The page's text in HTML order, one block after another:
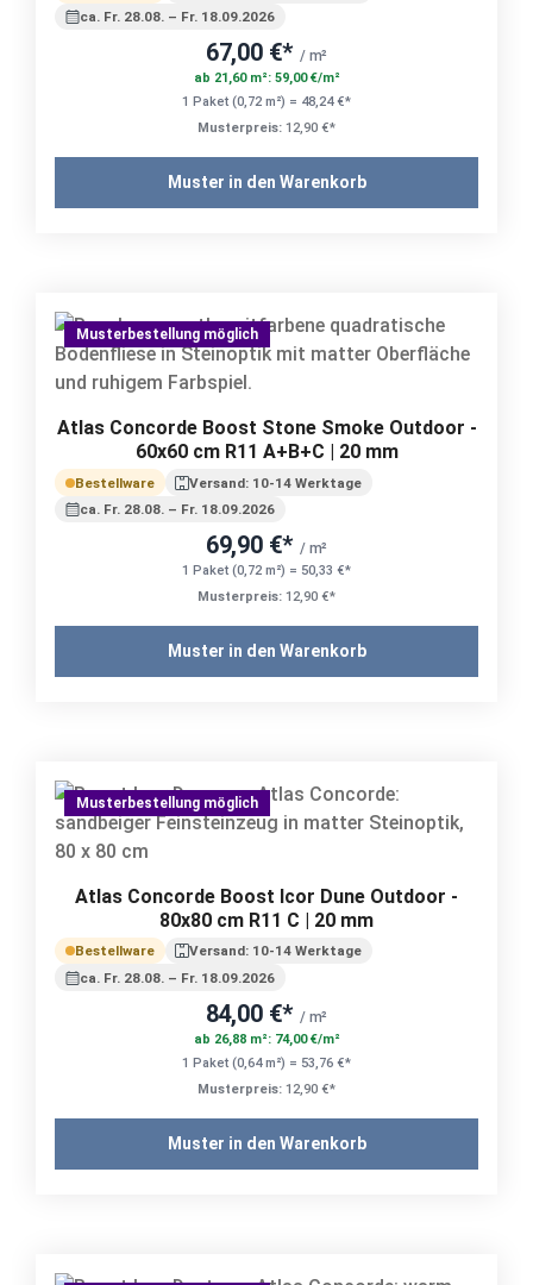
ca. Fr. 28.08. – Fr. 18.09.2026
67,00 €* / m²
ab 21,60 m²: 59,00 €/m²
1 Paket (0,72 m²) = 48,24 €*
Musterpreis: 12,90 €*
Muster in den Warenkorb
Musterbestellung möglich
Atlas Concorde Boost Stone Smoke Outdoor -
60x60 cm R11 A+B+C | 20 mm
Bestellware
Versand: 10-14 Werktage
ca. Fr. 28.08. – Fr. 18.09.2026
69,90 €* / m²
1 Paket (0,72 m²) = 50,33 €*
Musterpreis: 12,90 €*
Muster in den Warenkorb
Musterbestellung möglich
Atlas Concorde Boost Icor Dune Outdoor -
80x80 cm R11 C | 20 mm
Bestellware
Versand: 10-14 Werktage
ca. Fr. 28.08. – Fr. 18.09.2026
84,00 €* / m²
ab 26,88 m²: 74,00 €/m²
1 Paket (0,64 m²) = 53,76 €*
Musterpreis: 12,90 €*
Muster in den Warenkorb